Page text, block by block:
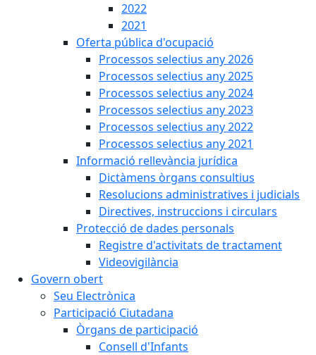
2022
2021
Oferta pública d'ocupació
Processos selectius any 2026
Processos selectius any 2025
Processos selectius any 2024
Processos selectius any 2023
Processos selectius any 2022
Processos selectius any 2021
Informació rellevància jurídica
Dictàmens òrgans consultius
Resolucions administratives i judicials
Directives, instruccions i circulars
Protecció de dades personals
Registre d'activitats de tractament
Videovigilància
Govern obert
Seu Electrònica
Participació Ciutadana
Òrgans de participació
Consell d'Infants